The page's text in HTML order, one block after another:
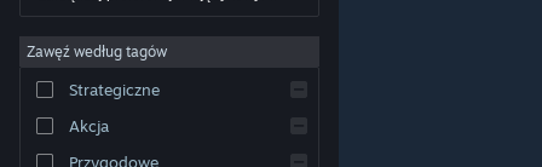
© Valve Corporation. Wszelkie prawa zastrzeżone.
właścicieli w Stanach Zjednoczonych i innych krajach.
dostępu
Umowa użytkownika Steam
pieniędzy |Ciasteczka
Zawęź według tagów
Strategiczne
Akcja
Przygodowe